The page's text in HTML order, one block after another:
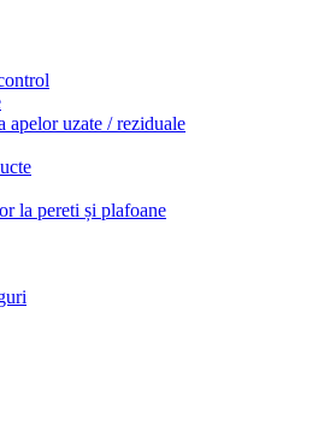
apelor uzate / reziduale
la pereti și plafoane